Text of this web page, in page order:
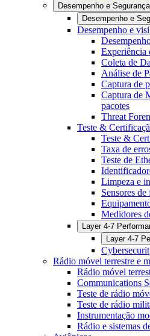
Desempenho e
Desempenho e
Desempenho e
Experiência
Coleta de
Análise de
Captura de
Captura de
pacotes
Threat
Teste &
Teste &
Taxa de
Teste de
Limpeza e
Sensores
Medidores
Layer 4-7
Layer 4-7
Rádio móvel terrestre e
Rádio móvel
Communications
Teste de rádio
Teste de rádio
Instrumentação
Rádio e sistemas